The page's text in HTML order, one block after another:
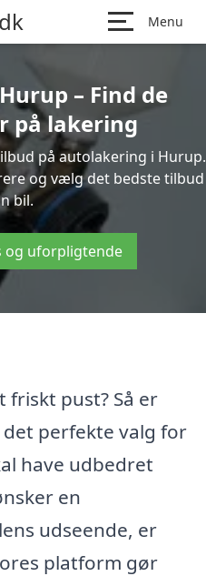
Menu
– Find de
på lakering
på autolakering i Hurup.
og vælg det bedste tilbud
bil.
og uforpligtende
friskt pust? Så er
perfekte valg for
have udbedret
en
udseende, er
platform gør